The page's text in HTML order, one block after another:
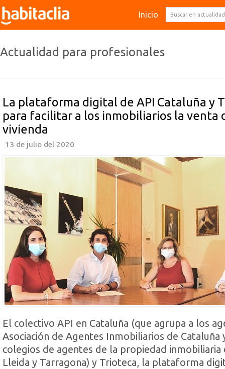
Inicio
Actualidad para profesionales
La plataforma digital de API Cataluña y
para facilitar a los inmobiliarios la venta
vivienda
13 de julio del 2020
El colectivo API en Cataluña (que agrupa a los
Asociación de Agentes Inmobiliarios de Cataluña
colegios de agentes de la propiedad inmobiliaria
Lleida y Tarragona) y Trioteca, la plataforma